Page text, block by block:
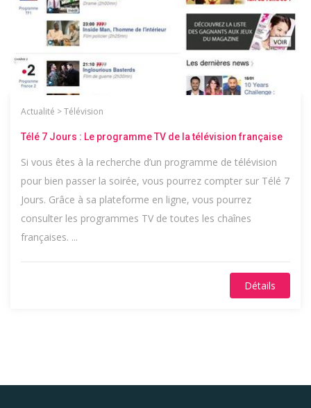
Actualité >Télévision
Télé 7 Jours : Le programme TV de la télévision française
Si vous êtes à la recherche d’un programme de télévision
pour bien passer la soirée, vous pourrez compter sur Télé 7
Jours. Grâce à sa plateforme en ligne, vous pourrez
consulter les programmes TV de toutes les chaînes
françaises. ...
Détails